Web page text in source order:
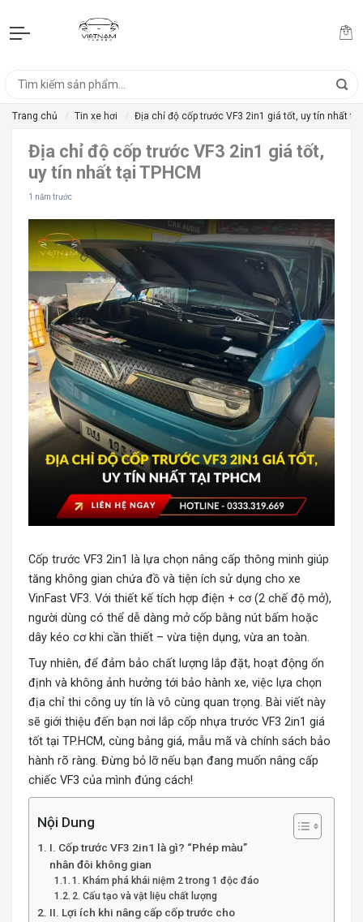
Trang chủ Tin xe hơi Địa chỉ độ cốp trước VF3 2in1 giá tốt, uy tín nhất tại
Địa chỉ độ cốp trước VF3 2in1 giá tốt,
uy tín nhất tại TPHCM
1 năm trước
Cốp trước VF3 2in1 là lựa chọn nâng cấp thông minh giúp
tăng không gian chứa đồ và tiện ích sử dụng cho xe
VinFast VF3. Với thiết kế tích hợp điện + cơ (2 chế độ mở),
người dùng có thể dễ dàng mở cốp bằng nút bấm hoặc
dây kéo cơ khi cần thiết – vừa tiện dụng, vừa an toàn.
Tuy nhiên, để đảm bảo chất lượng lắp đặt, hoạt động ổn
định và không ảnh hưởng tới bảo hành xe, việc lựa chọn
địa chỉ thi công uy tín là vô cùng quan trọng. Bài viết này
sẽ giới thiệu đến bạn nơi lắp cốp nhựa trước VF3 2in1 giá
tốt tại TP.HCM, cùng bảng giá, mẫu mã và chính sách bảo
hành rõ ràng. Đừng bỏ lỡ nếu bạn đang muốn nâng cấp
chiếc VF3 của mình đúng cách!
Nội Dung
I. Cốp trước VF3 2in1 là gì? “Phép màu”
nhân đôi không gian
1. Khám phá khái niệm 2 trong 1 độc đáo
2. Cấu tạo và vật liệu chất lượng
II. Lợi ích khi nâng cấp cốp trước cho